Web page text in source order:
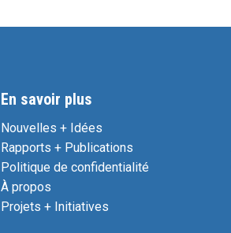
En savoir plus
Nouvelles + Idées
Rapports + Publications
Politique de confidentialité
À propos
Projets + Initiatives